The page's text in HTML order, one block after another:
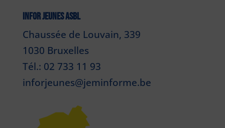
INFOR JEUNES ASBL
Chaussée de Louvain, 339
1030 Bruxelles
Tél.: 02 733 11 93
inforjeunes@jeminforme.be